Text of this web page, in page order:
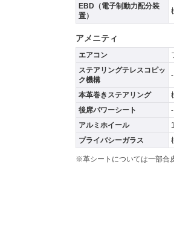
EBD（電子制動力配分装
置）
アメニティ
エアコン
ステアリングテレスコピッ
ク機構
-
本革巻きステアリング
後席パワーシート
-
アルミホイール
プライバシーガラス
※革シートについては一部合